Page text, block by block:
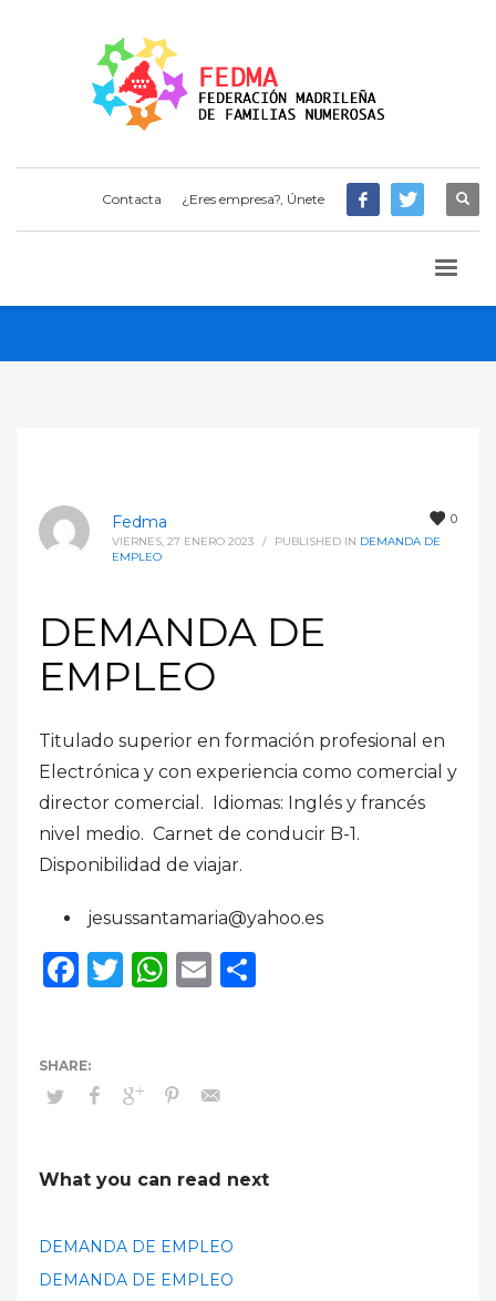
Contacta ¿Eres empresa?, Únete
0
Fedma
VIERNES, 27 ENERO 2023 / PUBLISHED IN DEMANDA DE
EMPLEO
DEMANDA DE
EMPLEO
Titulado superior en formación profesional en
Electrónica y con experiencia como comercial y
director comercial. Idiomas: Inglés y francés
nivel medio. Carnet de conducir B-1.
Disponibilidad de viajar.
jesussantamaria@yahoo.es
Facebook
Twitter
WhatsApp
Email
What you can read next
DEMANDA DE EMPLEO
DEMANDA DE EMPLEO